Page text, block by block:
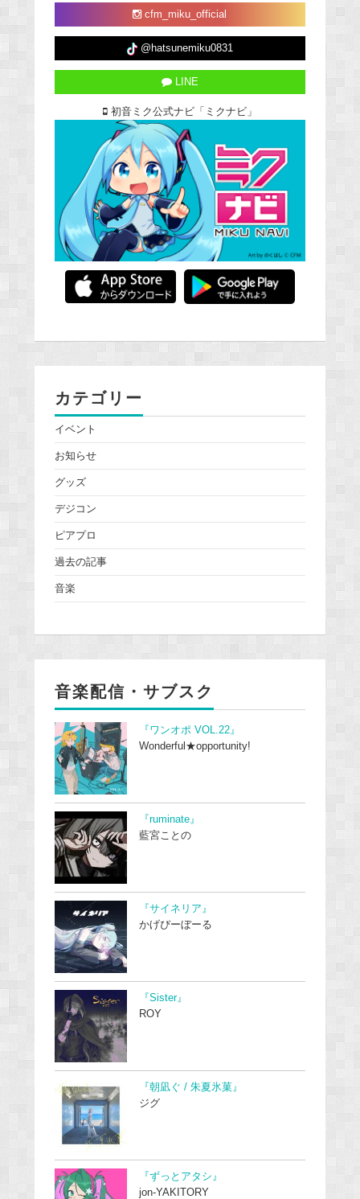
cfm_miku_official
@hatsunemiku0831
LINE
初音ミク公式ナビ「ミクナビ」
カテゴリー
イベント
お知らせ
グッズ
デジコン
ピアプロ
過去の記事
音楽
音楽配信・サブスク
『ワンオポ VOL.22』
Wonderful★opportunity!
『ruminate』
藍宮ことの
『サイネリア』
かげぴーぼーる
『Sister』
ROY
『朝凪ぐ / 朱夏氷菓』
ジグ
『ずっとアタシ』
jon-YAKITORY